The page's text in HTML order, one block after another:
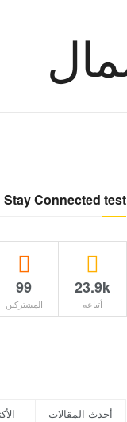
Stay Connected test
23.9k
أتباعه
99
المشتركين
أحدث المقالات